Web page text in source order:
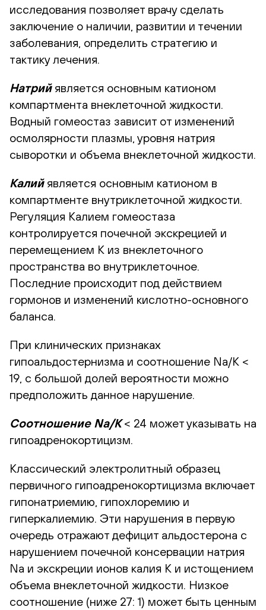
исследования позволяет врачу сделать
заключение о наличии, развитии и течении
заболевания, определить стратегию и
тактику лечения.
Натрий является основным катионом
компартмента внеклеточной жидкости.
Водный гомеостаз зависит от изменений
осмолярности плазмы, уровня натрия
сыворотки и объема внеклеточной жидкости.
Калий является основным катионом в
компартменте внутриклеточной жидкости.
Регуляция Калием гомеостаза
контролируется почечной экскрецией и
перемещением К из внеклеточного
пространства во внутриклеточное.
Последние происходит под действием
гормонов и изменений кислотно-основного
баланса.
При клинических признаках
гипоальдостернизма и соотношение Na/K <
19, с большой долей вероятности можно
предположить данное нарушение.
Соотношение Na/K< 24 может указывать на
гипоадренокортицизм.
Классический электролитный образец
первичного гипоадренокортицизма включает
гипонатриемию, гипохлоремию и
гиперкалиемию. Эти нарушения в первую
очередь отражают дефицит альдостерона с
нарушением почечной консервации натрия
Na и экскреции ионов калия K и истощением
объема внеклеточной жидкости. Низкое
соотношение (ниже 27: 1) может быть ценным